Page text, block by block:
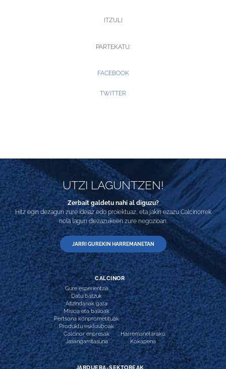
ITZULI
PARTEKATU:
FACEBOOK
TWITTER
UTZI LAGUNTZEN!
Zerbait galdetu nahi al diguzu?
Hitz egin dezagun zure ideiaz edo proiektuaz, eta jakin ezazu Calcinorrek
nola lagun diezazukeen zure negozioan.
JARRI GUREKIN HARREMANETAN
CALCINOR
Gure esperientzia
Datu batzuk
Aitzindariak gara
Misioa eta balioak
Pertsona konprometituak
Produktu esklusiboak
Calcinor enpresak
Jasangarritasuna
Harremanetarako
Kokapena
JARDUERA-SEKTOREAK